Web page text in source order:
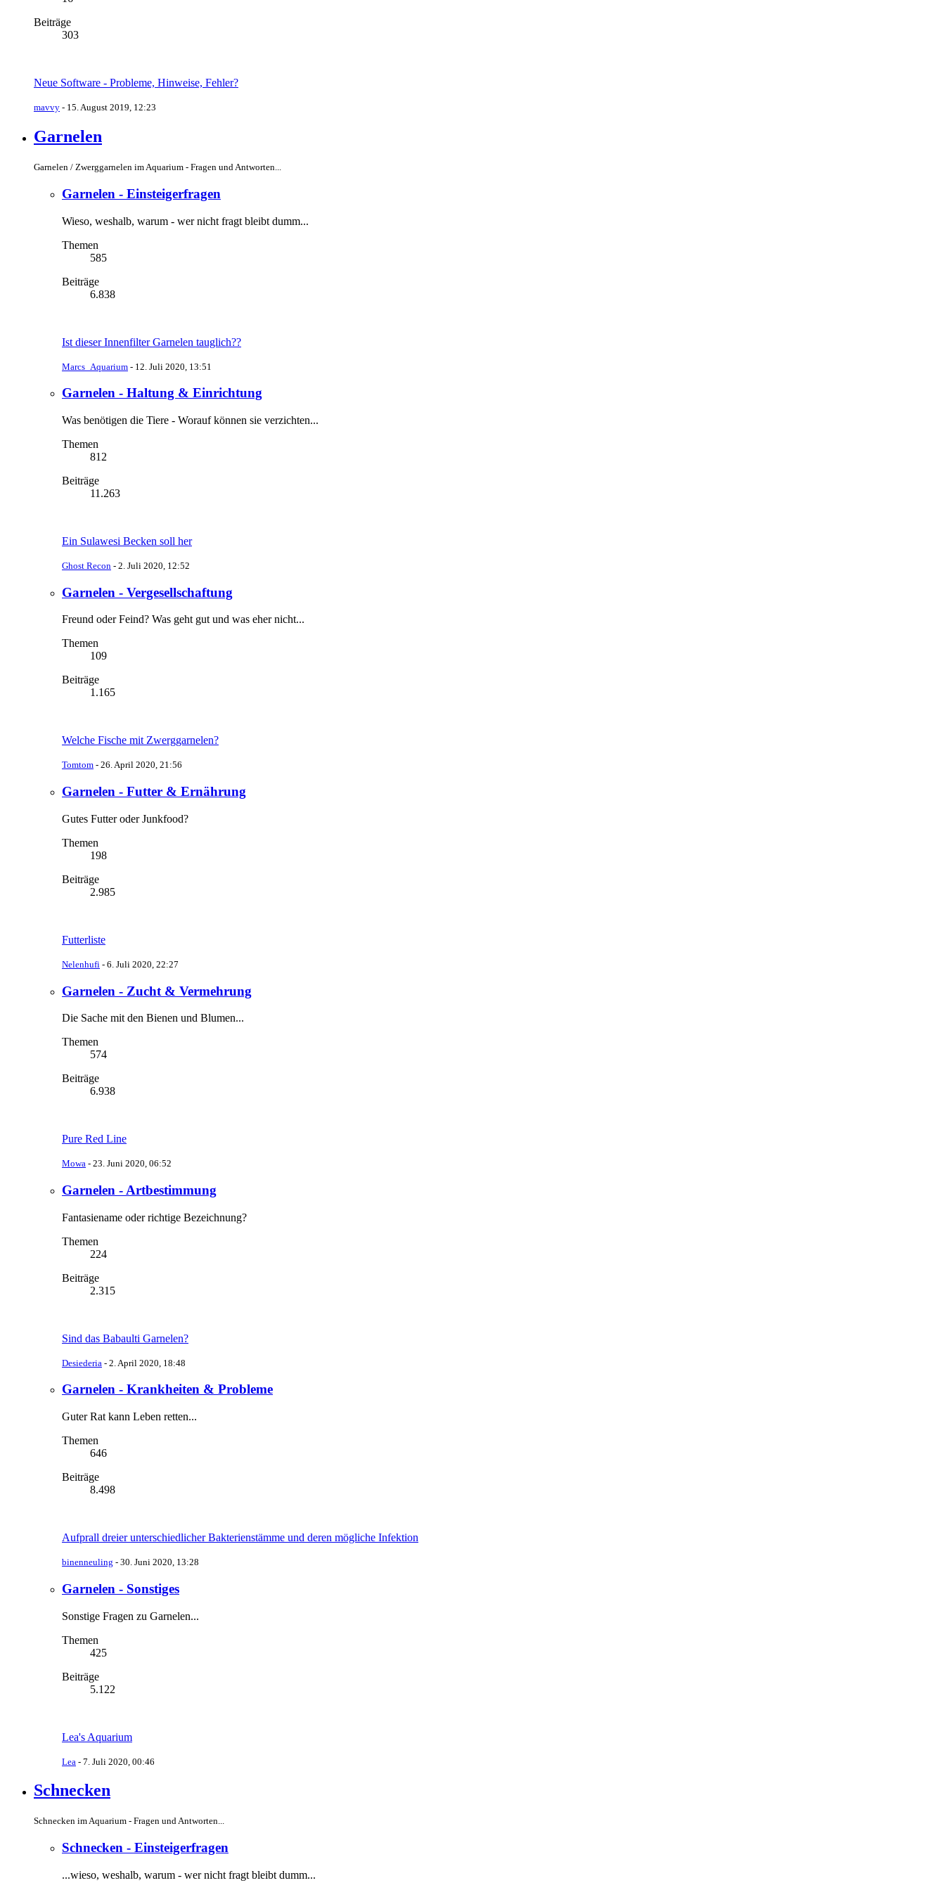
Beiträge
303
Neue Software - Probleme, Hinweise, Fehler?
mavvy - 15. August 2019, 12:23
Garnelen
Garnelen / Zwerggarnelen im Aquarium - Fragen und Antworten...
Garnelen - Einsteigerfragen
Wieso, weshalb, warum - wer nicht fragt bleibt dumm...
Themen
585
Beiträge
6.838
Ist dieser Innenfilter Garnelen tauglich??
Marcs_Aquarium - 12. Juli 2020, 13:51
Garnelen - Haltung & Einrichtung
Was benötigen die Tiere - Worauf können sie verzichten...
Themen
812
Beiträge
11.263
Ein Sulawesi Becken soll her
Ghost Recon - 2. Juli 2020, 12:52
Garnelen - Vergesellschaftung
Freund oder Feind? Was geht gut und was eher nicht...
Themen
109
Beiträge
1.165
Welche Fische mit Zwerggarnelen?
Tomtom - 26. April 2020, 21:56
Garnelen - Futter & Ernährung
Gutes Futter oder Junkfood?
Themen
198
Beiträge
2.985
Futterliste
Nelenhufi - 6. Juli 2020, 22:27
Garnelen - Zucht & Vermehrung
Die Sache mit den Bienen und Blumen...
Themen
574
Beiträge
6.938
Pure Red Line
Mowa - 23. Juni 2020, 06:52
Garnelen - Artbestimmung
Fantasiename oder richtige Bezeichnung?
Themen
224
Beiträge
2.315
Sind das Babaulti Garnelen?
Desiederia - 2. April 2020, 18:48
Garnelen - Krankheiten & Probleme
Guter Rat kann Leben retten...
Themen
646
Beiträge
8.498
Aufprall dreier unterschiedlicher Bakterienstämme und deren mögliche Infektion
binenneuling - 30. Juni 2020, 13:28
Garnelen - Sonstiges
Sonstige Fragen zu Garnelen...
Themen
425
Beiträge
5.122
Lea's Aquarium
Lea - 7. Juli 2020, 00:46
Schnecken
Schnecken im Aquarium - Fragen und Antworten...
Schnecken - Einsteigerfragen
...wieso, weshalb, warum - wer nicht fragt bleibt dumm...